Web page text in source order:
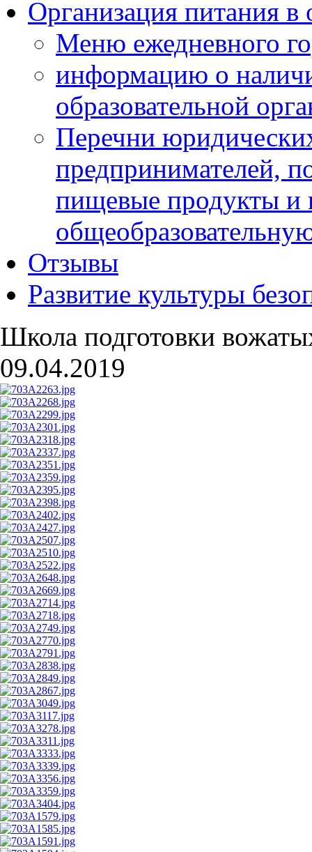
Организация питания в
Меню ежедневного
информацию о
образовательной
Перечни
предпринимателей,
пищевые продукты и
Отзывы
Развитие культуры
Школа подготовки
09.04.2019